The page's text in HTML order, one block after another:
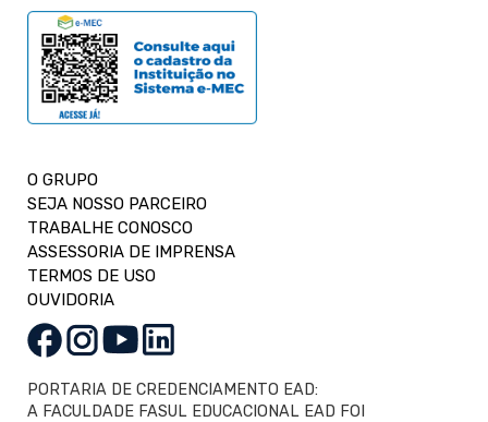
O GRUPO
SEJA NOSSO PARCEIRO
TRABALHE CONOSCO
ASSESSORIA DE IMPRENSA
TERMOS DE USO
OUVIDORIA
PORTARIA DE CREDENCIAMENTO EAD:
A FACULDADE FASUL EDUCACIONAL EAD FOI